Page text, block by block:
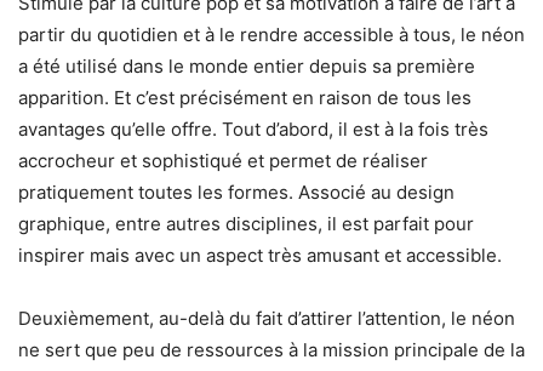
partir du quotidien et à le rendre accessible à tous, le néon
a été utilisé dans le monde entier depuis sa première
apparition. Et c’est précisément en raison de tous les
avantages qu’elle offre. Tout d’abord, il est à la fois très
accrocheur et sophistiqué et permet de réaliser
pratiquement toutes les formes. Associé au design
graphique, entre autres disciplines, il est parfait pour
inspirer mais avec un aspect très amusant et accessible.
Deuxièmement, au-delà du fait d’attirer l’attention, le néon
ne sert que peu de ressources à la mission principale de la